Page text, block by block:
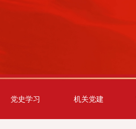
党史学习 机关党建